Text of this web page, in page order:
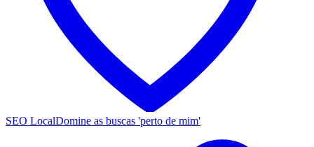
SEO LocalDomine as buscas 'perto de mim'